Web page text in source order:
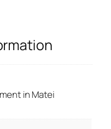
in Matei